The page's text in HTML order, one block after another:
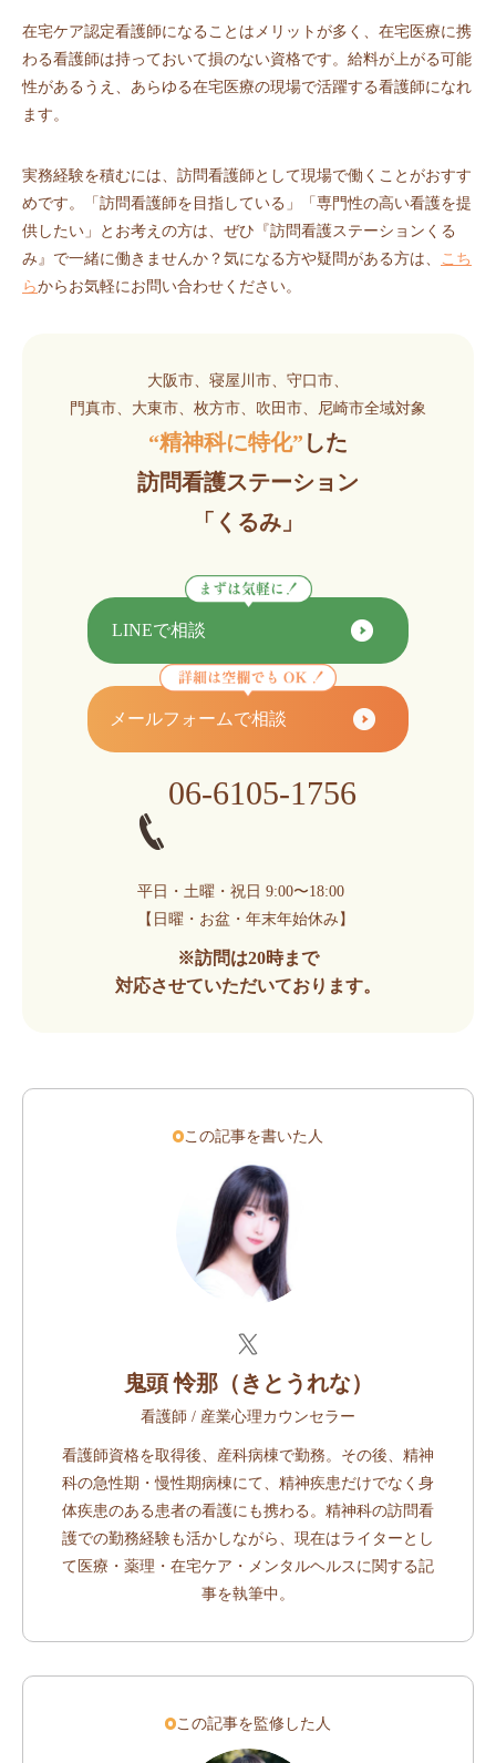
在宅ケア認定看護師になることはメリットが多く、在宅医療に携
わる看護師は持っておいて損のない資格です。給料が上がる可能
性があるうえ、あらゆる在宅医療の現場で活躍する看護師になれ
ます。
実務経験を積むには、訪問看護師として現場で働くことがおすす
めです。「訪問看護師を目指している」「専門性の高い看護を提
供したい」とお考えの方は、ぜひ『訪問看護ステーションくる
み』で一緒に働きませんか？気になる方や疑問がある方は、
こち
らからお気軽にお問い合わせください。
大阪市、寝屋川市、守口市、
門真市、大東市、枚方市、吹田市、尼崎市全域対象
“精神科に特化” した
訪問看護ステーション
「くるみ」
LINEで相談
メールフォームで相談
06-6105-1756
平日・土曜・祝日 9:00〜18:00
【日曜・お盆・年末年始休み】
※訪問は20時まで
対応させていただいております。
この記事を書いた人
鬼頭 怜那（きとうれな）
看護師 / 産業心理カウンセラー
看護師資格を取得後、産科病棟で勤務。その後、精神
科の急性期・慢性期病棟にて、精神疾患だけでなく身
体疾患のある患者の看護にも携わる。精神科の訪問看
護での勤務経験も活かしながら、現在はライターとし
て医療・薬理・在宅ケア・メンタルヘルスに関する記
事を執筆中。
この記事を監修した人